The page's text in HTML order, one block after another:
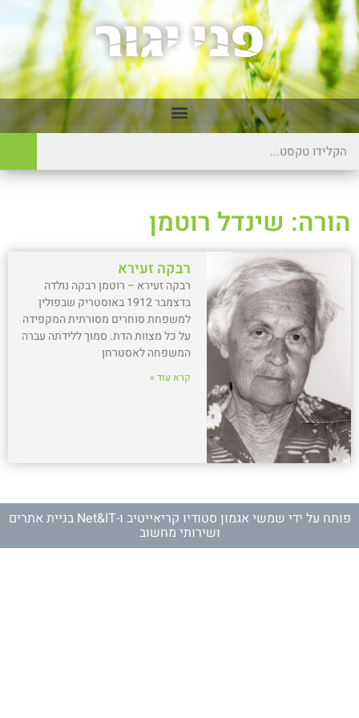
הורה: שינדל רוטמן
רבקה זעירא
רבקה זעירא – רוטמן רבקה נולדה
בדצמבר 1912 באוסטריק שבפולין
למשפחת סוחרים מסורתית המקפידה
על כל מצוות הדת. סמוך ללידתה עברה
המשפחה לאסטרחן
קרא עוד »
פותח על ידי שמשי אגמון סטודיו קריאייטיב ו- Net&IT בניית אתרים
ושירותי מחשוב